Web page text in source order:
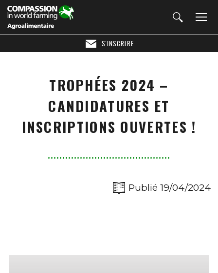
S'INSCRIRE
TROPHÉES 2024 –
CANDIDATURES ET
INSCRIPTIONS OUVERTES !
Publié 19/04/2024